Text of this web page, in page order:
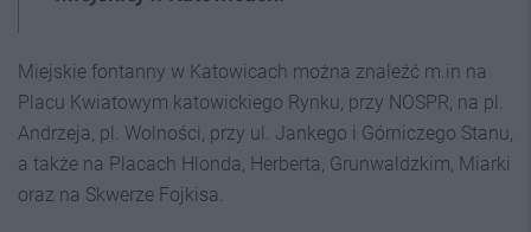
Miejskie fontanny w Katowicach można znaleźć m.in na
Placu Kwiatowym katowickiego Rynku, przy NOSPR, na pl.
Andrzeja, pl. Wolności, przy ul. Jankego i Górniczego Stanu,
a także na Placach Hlonda, Herberta, Grunwaldzkim, Miarki
oraz na Skwerze Fojkisa.